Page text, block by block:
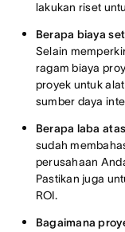
lakukan riset
Berapa biaya
Selain
ragam biaya
proyek untuk
sumber daya
Berapa laba
sudah
perusahaan
Pastikan juga
ROI.
Bagaimana